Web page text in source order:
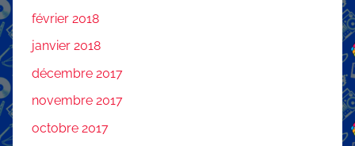
février 2018
janvier 2018
décembre 2017
novembre 2017
octobre 2017